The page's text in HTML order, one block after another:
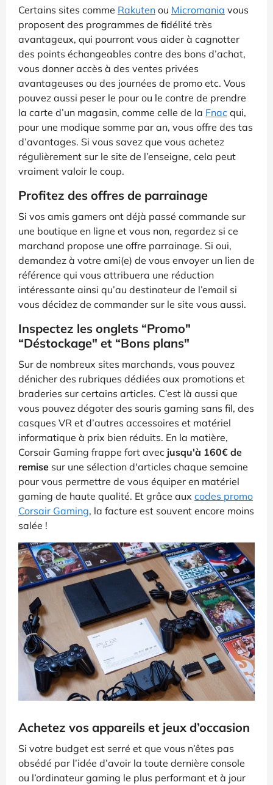
Certains sites comme Rakuten ou Micromania vous
proposent des programmes de fidélité très
avantageux, qui pourront vous aider à cagnotter
des points échangeables contre des bons d’achat,
vous donner accès à des ventes privées
avantageuses ou des journées de promo etc. Vous
pouvez aussi peser le pour ou le contre de prendre
la carte d’un magasin, comme celle de la Fnac qui,
pour une modique somme par an, vous offre des tas
d’avantages. Si vous savez que vous achetez
régulièrement sur le site de l’enseigne, cela peut
vraiment valoir le coup.
Profitez des offres de parrainage
Si vos amis gamers ont déjà passé commande sur
une boutique en ligne et vous non, regardez si ce
marchand propose une offre parrainage. Si oui,
demandez à votre ami(e) de vous envoyer un lien de
référence qui vous attribuera une réduction
intéressante ainsi qu’au destinateur de l’email si
vous décidez de commander sur le site vous aussi.
Inspectez les onglets “Promo"
“Déstockage" et “Bons plans"
Sur de nombreux sites marchands, vous pouvez
dénicher des rubriques dédiées aux promotions et
braderies sur certains articles. C’est là aussi que
vous pouvez dégoter des souris gaming sans fil, des
casques VR et d’autres accessoires et matériel
informatique à prix bien réduits. En la matière,
Corsair Gaming frappe fort avec jusqu'à 160€ de
remise sur une sélection d'articles chaque semaine
pour vous permettre de vous équiper en matériel
gaming de haute qualité. Et grâce aux codes promo
Corsair Gaming, la facture est souvent encore moins
salée !
Achetez vos appareils et jeux d’occasion
Si votre budget est serré et que vous n’êtes pas
obsédé par l’idée d’avoir la toute dernière console
ou l’ordinateur gaming le plus performant et à jour